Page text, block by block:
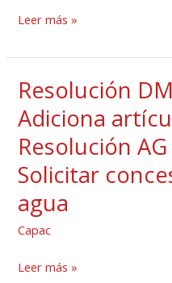
Resolución
145
Requisitos
para
solicitar
concesiones
de
uso
de
Leer más »
Resolución
Adiciona
Resolución
Solicitar
agua
Capac
Resolución
DM
0434
de
2015
artículo
2A
aLeer más »